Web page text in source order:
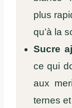
plus
qu’à la
Sucre
ce qui
aux
ternes